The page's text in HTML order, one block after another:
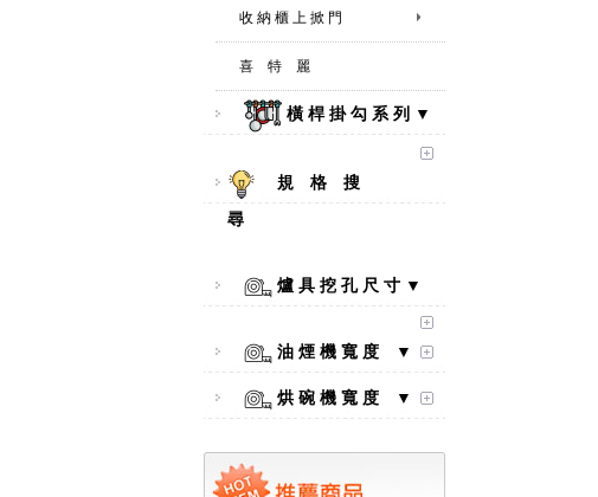
收 納 櫃 上 掀 門
喜 特 麗
橫 桿 掛 勾 系 列 ▼
規 格 搜
尋
爐 具 挖 孔 尺 寸 ▼
油 煙 機 寬 度 ▼
烘 碗 機 寬 度 ▼
【林內Rinnai】 RB-L2600S(A)
彩焱系列 檯面式彩焱不銹鋼雙